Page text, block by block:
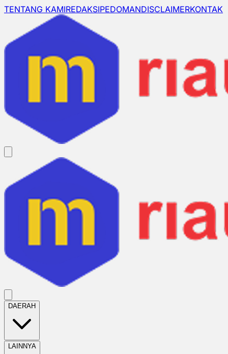
TENTANG KAMIREDAKSIPEDOMANDISCLAIMERKONTAK
DAERAH
LAINNYA